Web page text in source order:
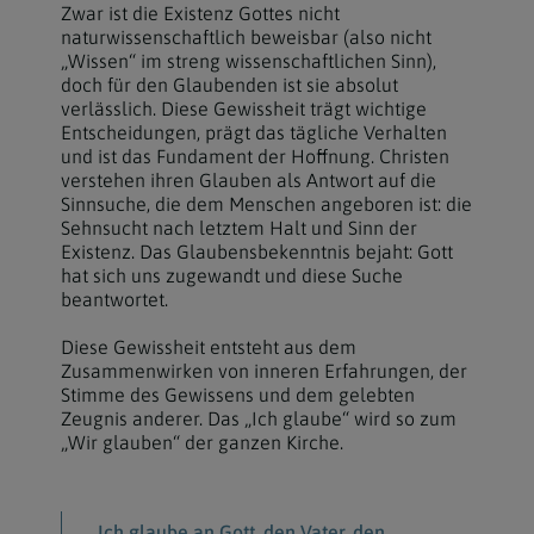
Zwar ist die Existenz Gottes nicht
naturwissenschaftlich beweisbar (also nicht
„Wissen“ im streng wissenschaftlichen Sinn),
doch für den Glaubenden ist sie absolut
verlässlich. Diese Gewissheit trägt wichtige
Entscheidungen, prägt das tägliche Verhalten
und ist das Fundament der Hoffnung. Christen
verstehen ihren Glauben als Antwort auf die
Sinnsuche, die dem Menschen angeboren ist: die
Sehnsucht nach letztem Halt und Sinn der
Existenz. Das Glaubensbekenntnis bejaht: Gott
hat sich uns zugewandt und diese Suche
beantwortet.
Diese Gewissheit entsteht aus dem
Zusammenwirken von inneren Erfahrungen, der
Stimme des Gewissens und dem gelebten
Zeugnis anderer. Das „Ich glaube“ wird so zum
„Wir glauben“ der ganzen Kirche.